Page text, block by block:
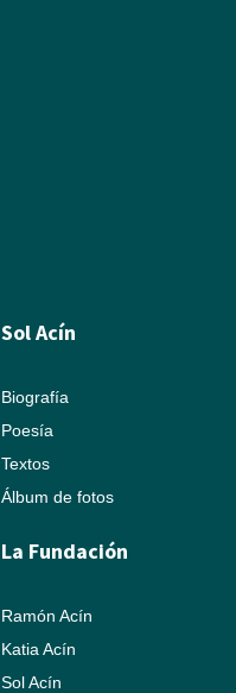
Sol Acín
Biografía
Poesía
Textos
Álbum de fotos
La Fundación
Ramón Acín
Katia Acín
Sol Acín